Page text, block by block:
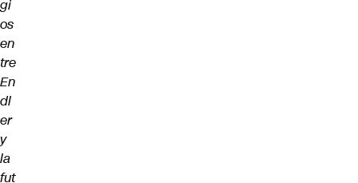
gi
os
en
tre
En
dl
er
y
la
fut